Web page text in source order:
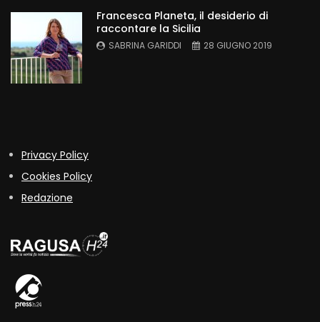
Francesca Planeta, il desiderio di
raccontare la Sicilia
SABRINA GARIDDI 28 GIUGNO 2019
Privacy Policy
Cookies Policy
Redazione